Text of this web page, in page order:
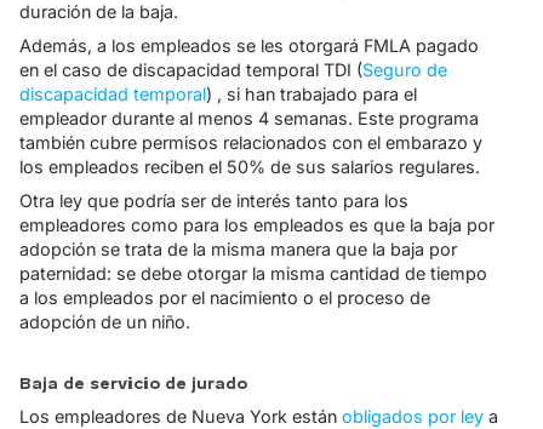
duración de la baja.
Además, a los empleados se les otorgará FMLA pagado
en el caso de discapacidad temporal TDI (Seguro de
discapacidad temporal) , si han trabajado para el
empleador durante al menos 4 semanas. Este programa
también cubre permisos relacionados con el embarazo y
los empleados reciben el 50% de sus salarios regulares.
Otra ley que podría ser de interés tanto para los
empleadores como para los empleados es que la baja por
adopción se trata de la misma manera que la baja por
paternidad: se debe otorgar la misma cantidad de tiempo
a los empleados por el nacimiento o el proceso de
adopción de un niño.
Baja de servicio de jurado
Los empleadores de Nueva York están obligados por ley a